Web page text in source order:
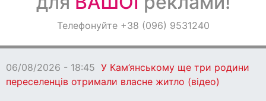
ОголошенняТелефонуйте +38 (096) 9531240
06/08/2026 - 18:45 У Кам’янському ще три родини
переселенців отримали власне житло (відео)